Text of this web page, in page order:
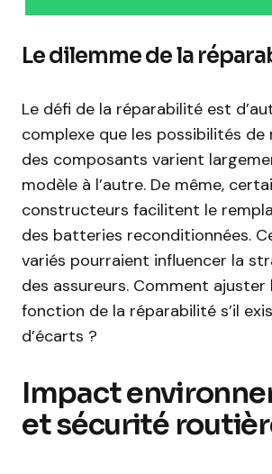
Le dilemme de la
Le défi de la réparabilité est
complexe que les possibilités
des composants varient
modèle à l’autre. De même,
constructeurs facilitent le
des batteries reconditionnées.
variés pourraient influencer la
des assureurs. Comment ajuster
fonction de la réparabilité s’il
d’écarts ?
Impact
et sécurité